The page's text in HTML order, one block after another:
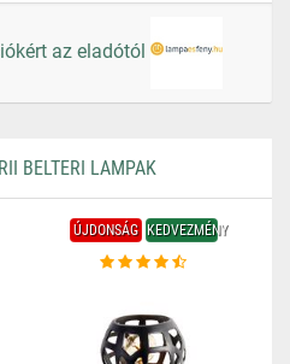
az eladótól
BELTERI LAMPAK
ÚJDONSÁG KEDVEZMÉNY